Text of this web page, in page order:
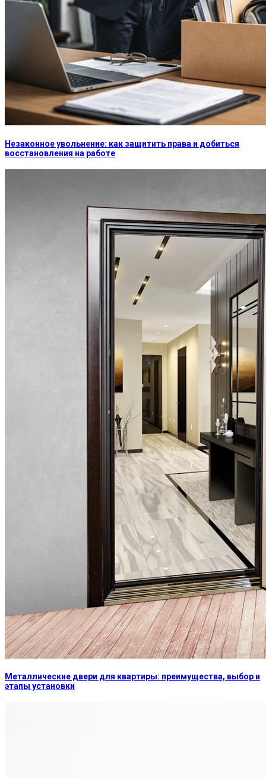
Незаконное увольнение: как защитить права и добиться
восстановления на работе
Металлические двери для квартиры: преимущества, выбор и
этапы установки